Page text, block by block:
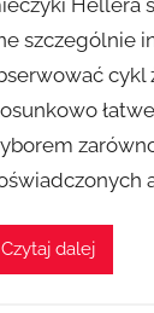
Hellera
szczególnie
cykl
Czytaj dalej